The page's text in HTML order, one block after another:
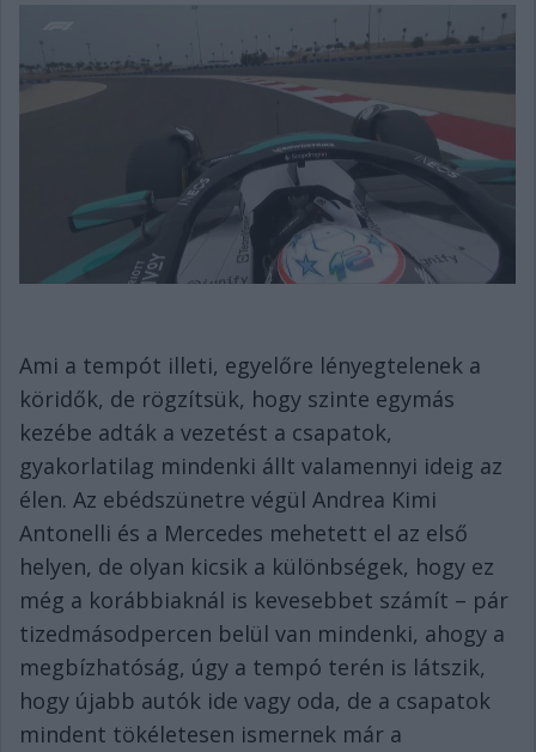
Ami a tempót illeti, egyelőre lényegtelenek a
köridők, de rögzítsük, hogy szinte egymás
kezébe adták a vezetést a csapatok,
gyakorlatilag mindenki állt valamennyi ideig az
élen. Az ebédszünetre végül Andrea Kimi
Antonelli és a Mercedes mehetett el az első
helyen, de olyan kicsik a különbségek, hogy ez
még a korábbiaknál is kevesebbet számít – pár
tizedmásodpercen belül van mindenki, ahogy a
megbízhatóság, úgy a tempó terén is látszik,
hogy újabb autók ide vagy oda, de a csapatok
mindent tökéletesen ismernek már a